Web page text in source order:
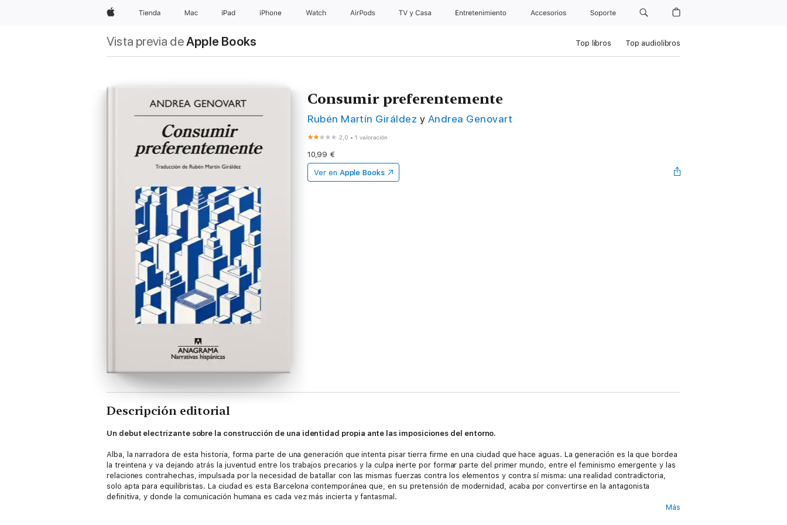
AppleTienda Mac iPad iPhone Watch AirPods TV y Casa Entretenimiento Accesorios Soporte
Vista previa deApple Books Top libros Top audiolibros
Consumir preferentemente
Rubén Martín Giráldez y Andrea Genovart
2,0 •1 valoración
10,99 €
Ver en Apple Books
Descripción editorial
Un debut electrizante sobre la construcción de una identidad propia ante las imposiciones del entorno.
Alba, la narradora de esta historia, forma parte de una generación que intenta pisar tierra firme en una ciudad que hace aguas. La generación es la que bordea
la treintena y va dejando atrás la juventud entre los trabajos precarios y la culpa inerte por formar parte del primer mundo, entre el feminismo emergente y las
relaciones contrahechas, impulsada por la necesidad de batallar con las mismas fuerzas contra los elementos y contra sí misma: una realidad contradictoria,
solo apta para equilibristas. La ciudad es esta Barcelona contemporánea que, en su pretensión de modernidad, acaba por convertirse en la antagonista
definitiva, y donde la comunicación humana es cada vez más incierta y fantasmal.
Más